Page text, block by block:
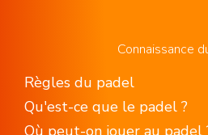
Connaissance
Règles du padel
Qu'est-ce que le padel ?
Où peut-on jouer au padel